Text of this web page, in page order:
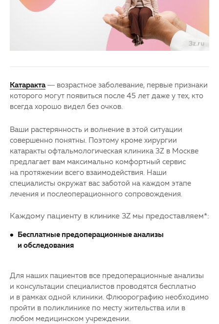
Партнерам
Детская офтальмология
Катаракта — возрастное заболевание, первые признаки
которого могут появиться после 45 лет даже у тех, кто
всегда хорошо видел без очков.
Ваши растерянность и волнение в этой ситуации
совершенно понятны. Поэтому кроме хирургии
катаракты офтальмологическая клиника 3Z в Москве
предлагает вам максимально комфортный сервис
на протяжении всего взаимодействия. Наши
специалисты окружат вас заботой на каждом этапе
лечения и послеоперационного сопровождения.
Каждому пациенту в клинике 3Z мы предоставляем*:
Бесплатные предоперационные анализы
и обследования
Для наших пациентов все предоперационные анализы
и консультации специалистов проводятся бесплатно
и в рамках одной клиники. Флюорографию необходимо
пройти в поликлинике по месту жительства или в
любом медицинском учреждении.